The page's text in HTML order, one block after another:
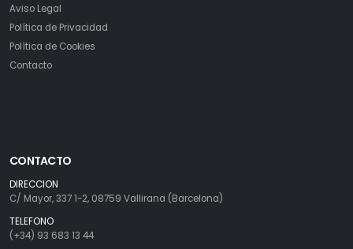
Aviso Legal
Política de Privacidad
Política de Cookies
Contacto
CONTACTO
DIRECCION
C/ Mayor, 337 1-2, 08759 Vallirana (Barcelona)
TELEFONO
(+34) 93 683 13 44